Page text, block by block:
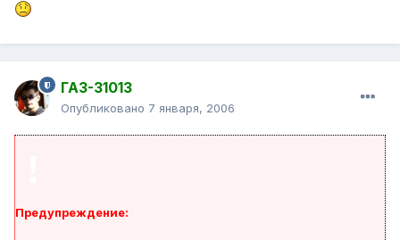
ГАЗ-31013
Опубликовано 7 января, 2006
Предупреждение: